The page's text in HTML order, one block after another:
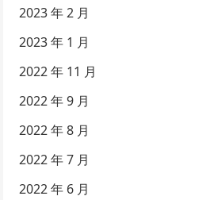
2023 年 2 月
2023 年 1 月
2022 年 11 月
2022 年 9 月
2022 年 8 月
2022 年 7 月
2022 年 6 月